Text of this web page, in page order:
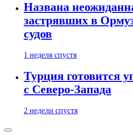
Названа
застрявших в
судов
1 неделя спустя
Турция готовится
с Северо-Запада
2 недели спустя